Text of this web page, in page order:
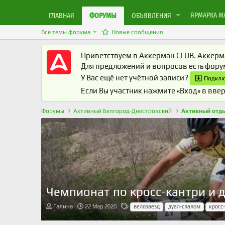
ГЛАВНАЯ ФОРУМЫ ОБЪЯВЛЕНИЯ ЯРМАРКА
Все темы форума Новые сообщения
Приветствуем в Аккерман CLUB.
Для предложений и вопросов есть
У Вас ещё нет учётной записи?
Если Вы участник нажмите «Вход» в
Форумы Активный Белгород-Днестровский Активный
Чемпионат по кросс-кантри и
А
т
Галина
Д
т
22 Мар 2020
Т
е
г
велозаезд дуал-слалом